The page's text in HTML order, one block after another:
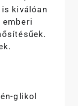
kiválóan
emberi
glikol